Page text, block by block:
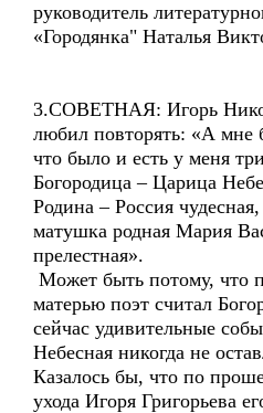
руководитель
«Городянка" Наталья
3.СОВЕТНАЯ: Игорь
любил повторять: «А мне
что было и есть у меня
Богородица – Царица
Родина – Россия
матушка родная Мария
прелестная».
Может быть потому, что
матерью поэт считал
сейчас удивительные
Небесная никогда не
Казалось бы, что по
ухода Игоря Григорьева